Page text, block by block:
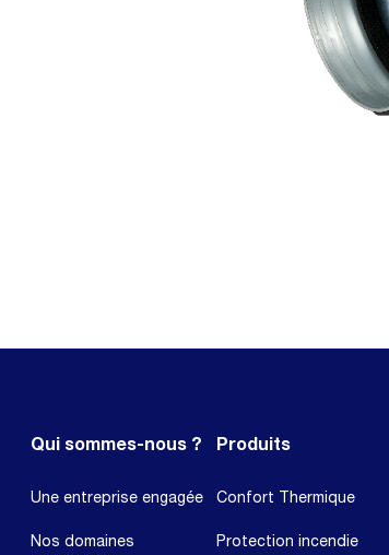
Qui sommes-nous ?
Une entreprise engagée
Nos domaines
Produits
Confort Thermique
Protection incendie